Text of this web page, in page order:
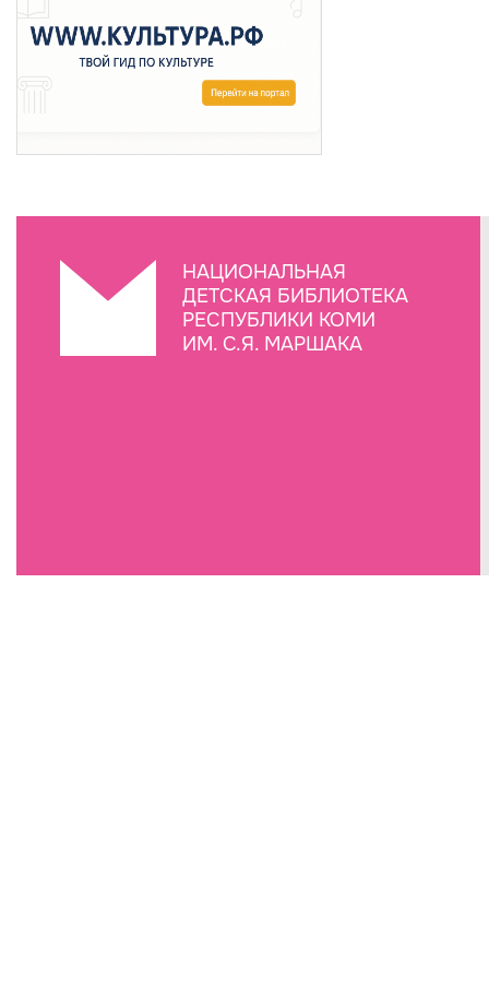
НАЦИОНАЛЬНАЯ
ДЕТСКАЯ БИБЛИОТЕКА
РЕСПУБЛИКИ КОМИ
ИМ. С.Я. МАРШАКА